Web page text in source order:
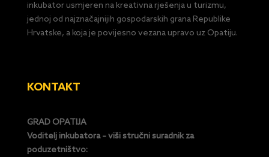
inkubator usmjeren na kreativna rješenja u turizmu,
jednoj od najznačajnijih gospodarskih grana Republike
Hrvatske, a koja je povijesno vezana upravo uz Opatiju.
KONTAKT
GRAD OPATIJA
Voditelj inkubatora – viši stručni suradnik za
poduzetništvo: